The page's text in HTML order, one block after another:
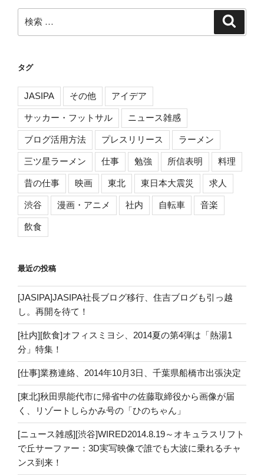
検
索:
タグ
JASIPA その他 アイデア
サッカー・フットサル ニュース雑感
ブログ活用方法 プレスリリース ラーメン
三ツ星ラーメン 仕事 勉強 所信表明 料理
昔の仕事 映画 東北 東日本大震災 求人
渋谷 漫画・アニメ 社内 自転車 音楽
飲食
最近の投稿
[JASIPA]JASIPA社長ブログ移行、住吉ブログも引っ越
し。再開を待て！
[社内][飲食]オフィスミヨシ、2014夏の第4弾は「熱湯1
分」特集！
[仕事]業務連絡、2014年10月3日、千葉県船橋市出張決定
[東北]秋田県能代市に帰省中の佐藤取締役から画像が届
く、リゾートしらかみ号の「ひのちゃん」
[ニュース雑感][渋谷]WIRED2014.8.19～オキュラスリフト
で丘サーファー：3D実写映像で誰でも大波に乗れるチャ
ンス到来！